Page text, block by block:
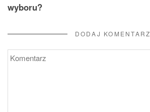
wyboru?
DODAJ KOMENTARZ